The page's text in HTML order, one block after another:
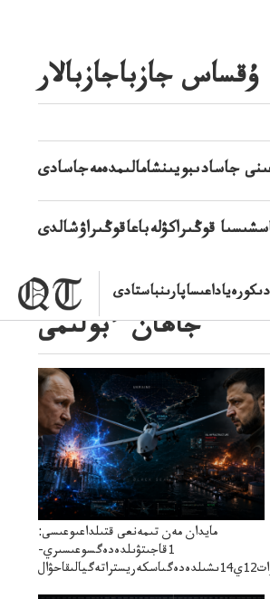
ۇقساس جازباجازبالار
جاسادىبويىنشامالىمدەمەجاسادى
قوڭىراكۋلەباعاقوڭىراۋشالدى
جاھان ءبولىمى
مايدان مەن تىمەنعى قتىلداعىوعىسى:
1قاجىتۋىلدەدەگسوعىسىري-